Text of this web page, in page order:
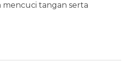
mencuci tangan serta